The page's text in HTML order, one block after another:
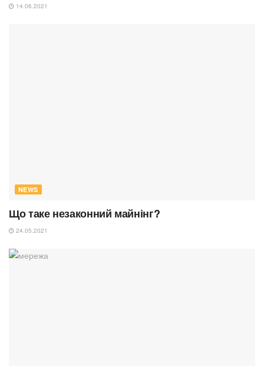
14.06.2021
NEWS
Що таке незаконний майнінг?
24.05.2021